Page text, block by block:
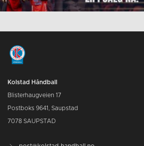
Kolstad Håndball
Blisterhaugveien 17
Postboks 9641, Saupstad
7078 SAUPSTAD